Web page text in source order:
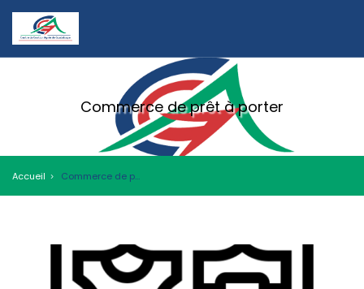
Commerce de prêt à porter
Accueil Commerce de prêt à porter